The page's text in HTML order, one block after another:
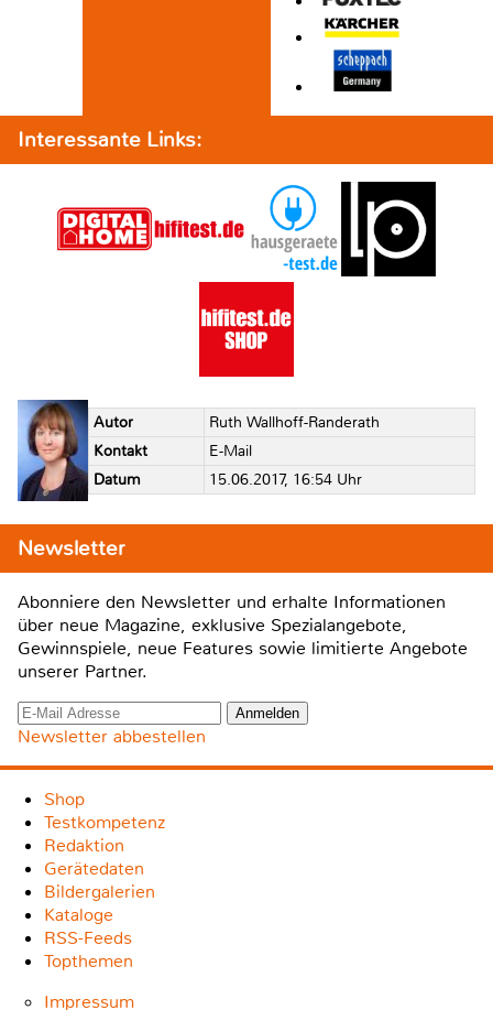
Interessante Links:
Autor
Ruth Wallhoff-Randerath
Kontakt
E-Mail
Datum
15.06.2017, 16:54 Uhr
Newsletter
Abonniere den Newsletter und erhalte Informationen
über neue Magazine, exklusive Spezialangebote,
Gewinnspiele, neue Features sowie limitierte Angebote
unserer Partner.
Newsletter abbestellen
Shop
Testkompetenz
Redaktion
Gerätedaten
Bildergalerien
Kataloge
RSS-Feeds
Topthemen
Impressum